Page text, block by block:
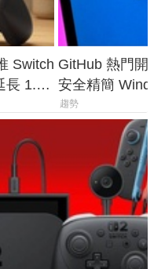
Switch
長 1.5
GitHub 熱門開
安全精簡
後台追蹤
趨勢